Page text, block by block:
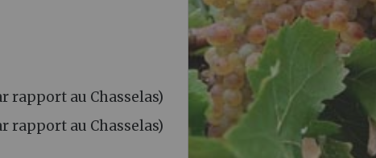
rapport au Chasselas)
rapport au Chasselas)